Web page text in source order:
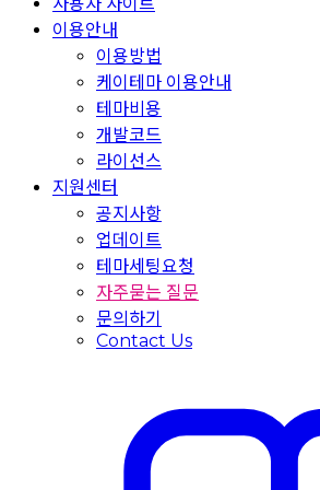
이용안내
이용방법
케이테마 이용안내
테마비용
개발코드
라이선스
지원센터
공지사항
업데이트
테마세팅요청
자주묻는 질문
문의하기
Contact Us